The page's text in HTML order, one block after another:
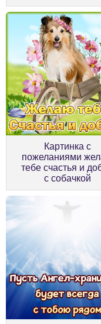
Картинка с
пожеланиями
тебе счастья и
с собачкой